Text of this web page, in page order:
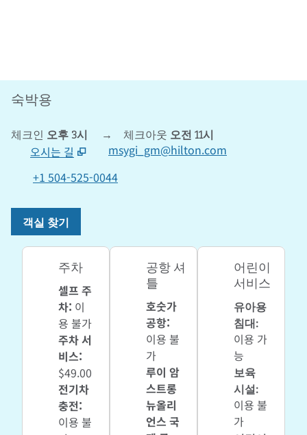
숙박용
체크인 오후 3시 → 체크아웃 오전 11시
오시는 길
새 탭 열림
msygi_gm@hilton.com
+1 504-525-0044
객실 찾기
주차
셀프 주
차: 이
용 불가
주차 서
비스:
$49.00
전기차
충전:
이용 불
공항 셔
틀
호숫가
공항:
이용 불
가
루이 암
스트롱
뉴올리
언스 국
어린이
서비스
유아용
침대:
이용 가
능
보육
시설:
이용 불
가